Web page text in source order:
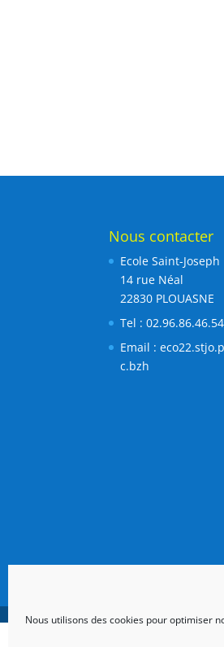
Nous utilisons des cookies pour optimiser